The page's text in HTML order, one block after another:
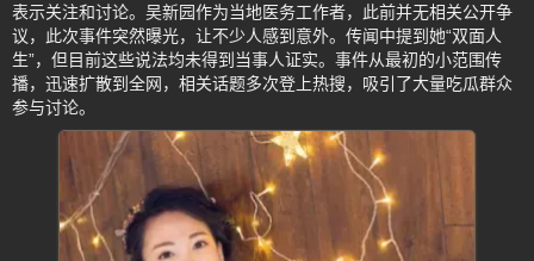
表示关注和讨论。吴新园作为当地医务工作者，此前并无相关公开争
议，此次事件突然曝光，让不少人感到意外。传闻中提到她“双面人
生”，但目前这些说法均未得到当事人证实。事件从最初的小范围传
播，迅速扩散到全网，相关话题多次登上热搜，吸引了大量吃瓜群众
参与讨论。